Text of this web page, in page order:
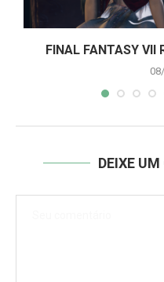
FINAL FANTASY VII
DEIXE